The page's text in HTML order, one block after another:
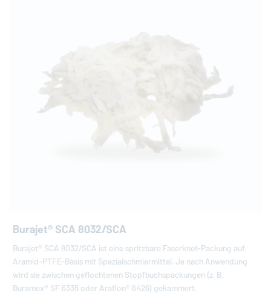
Burajet® SCA 8032/SCA
Burajet® SCA 8032/SCA ist eine spritzbare Faserknet-Packung auf
Aramid-PTFE-Basis mit Spezialschmiermittel. Je nach Anwendung
wird sie zwischen geflochtenen Stopfbuchspackungen (z. B.
Buramex® SF 6335 oder Araflon® 6426) gekammert.